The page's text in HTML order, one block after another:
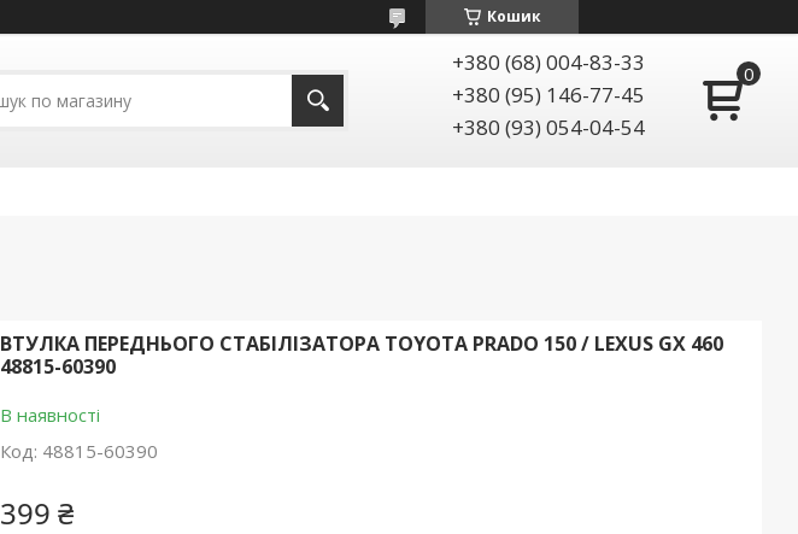
Кошик
+380 (68) 004-83-33
+380 (95) 146-77-45
+380 (93) 054-04-54
ВТУЛКА ПЕРЕДНЬОГО СТАБІЛІЗАТОРА TOYOTA PRADO 150 / LEXUS GX 460
48815-60390
В наявності
Код: 48815-60390
399 ₴